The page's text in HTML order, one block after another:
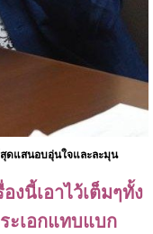
ดแสนอบอุ่นใจและละมุน
งนี้เอาไว้เต็มๆทั้ง
ะเอกแทบแบก